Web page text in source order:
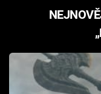
Filmy